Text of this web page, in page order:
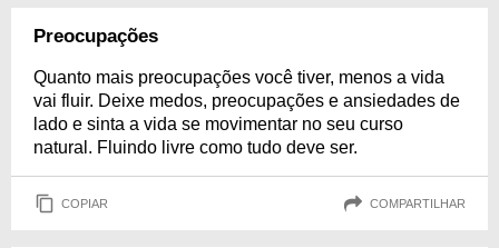
Preocupações
Quanto mais preocupações você tiver, menos a vida
vai fluir. Deixe medos, preocupações e ansiedades de
lado e sinta a vida se movimentar no seu curso
natural. Fluindo livre como tudo deve ser.
COPIAR COMPARTILHAR